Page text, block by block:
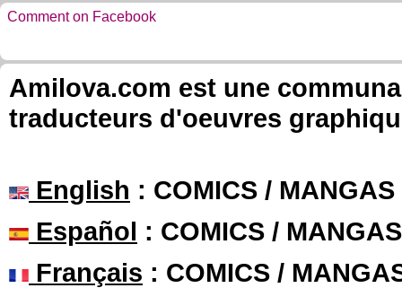
Comment on Facebook
Amilova.com est une
traducteurs d'oeuvres
English : COMICS /
Español : COMICS /
Français : COMICS /